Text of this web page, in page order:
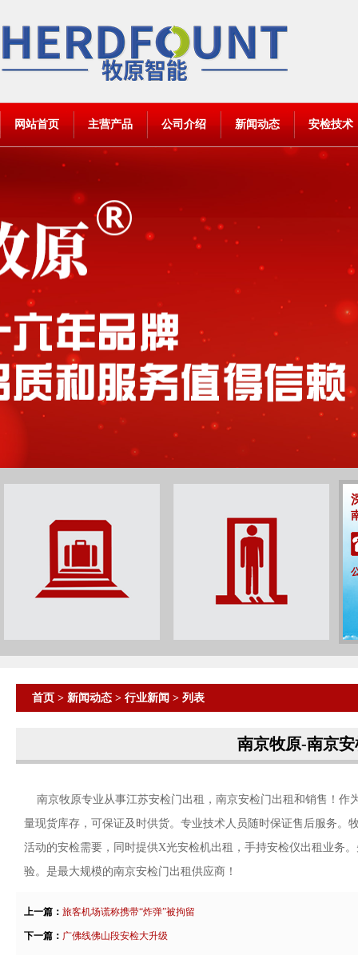
网站首页 主营产品 公司介绍 新闻动态 安检技术
首页 > 新闻动态 > 行业新闻 > 列表
南京牧原-南京
南京牧原专业从事江苏安检门出租，南京安检门出租和销售！作
量现货库存，可保证及时供货。专业技术人员随时保证售后服务
活动的安检需要，同时提供X光安检机出租，手持安检仪出租业务
验。是最大规模的南京安检门出租供应商！
上一篇： 旅客机场谎称携带“炸弹”被拘留
下一篇： 广佛线佛山段安检大升级